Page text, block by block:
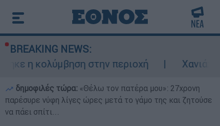
BREAKING NEWS:
η κολύμβηση στην περιοχή
Χανιά:
δημοφιλές τώρα: «Θέλω τον πατέρα μου»: 27χρονη
παρέσυρε νύφη λίγες ώρες μετά το γάμο της και ζητούσε
να πάει σπίτι...